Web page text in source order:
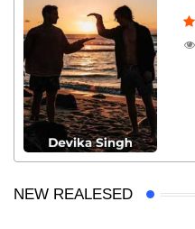
NEW REALESED